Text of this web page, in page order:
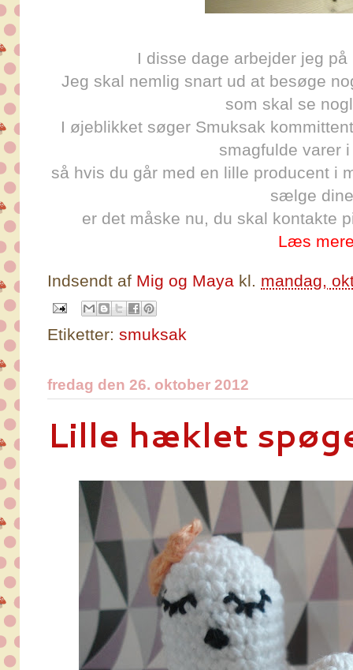
I disse dage arbejder jeg
Jeg skal nemlig snart ud at besøge
som skal se
I øjeblikket søger Smuksak
smagfulde varer
så hvis du går med en lille producent i
sælge
er det måske nu, du skal kontakte
Læs
Indsendt af Mig og Maya kl. mandag,
Etiketter: smuksak
fredag den 26. oktober 2012
Lille hæklet